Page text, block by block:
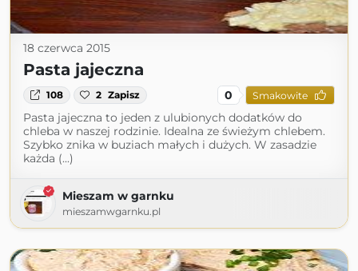
18 czerwca 2015
Pasta jajeczna
108 2 Zapisz 0 Smakowite
Pasta jajeczna to jeden z ulubionych dodatków do
chleba w naszej rodzinie. Idealna ze świeżym chlebem.
Szybko znika w buziach małych i dużych. W zasadzie
każda (...)
Mieszam w garnku
mieszamwgarnku.pl